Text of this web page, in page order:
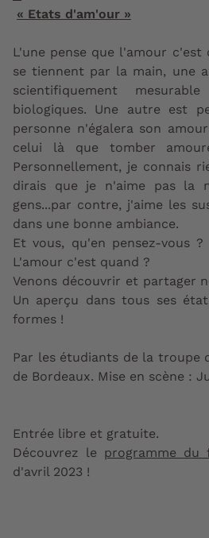
« Etats d'am'our »
L'une pense que l'amour c'est
se tiennent par la main, une
scientifiquement
biologiques. Une autre est
personne n'égalera son
celui là que tomber
Personnellement, je connais
dirais que je n'aime pas la
gens...par contre, j'aime les
dans une bonne ambiance.
Et vous, qu'en pensez-vous
L'amour c'est quand ?
Venons découvrir et partager
Un aperçu dans tous ses
formes !
Par les étudiants de la troupe
de Bordeaux. Mise en scène :
Entrée libre et gratuite.
Découvrez le programme du
d'avril 2023 !